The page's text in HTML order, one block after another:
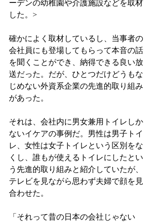
ーデンの幼稚園や介護施設などを取材
した。>
確かによく取材しているし、当事者の
会社員にも登場してもらって本音の話
を聞くことができ、納得できる良い放
送だった。だが、ひとつだけどうもな
じめない外資系企業の先進的取り組み
があった。
それは、会社内に男女兼用トイレしか
ないイケアの事例だ。男性は男子トイ
レ、女性は女子トイレという区別をな
くし、誰もが使えるトイレにしたとい
う先進的取り組みと紹介していたが、
テレビを見ながら思わず夫婦で顔を見
合わせた。
「それって昔の日本の会社じゃない